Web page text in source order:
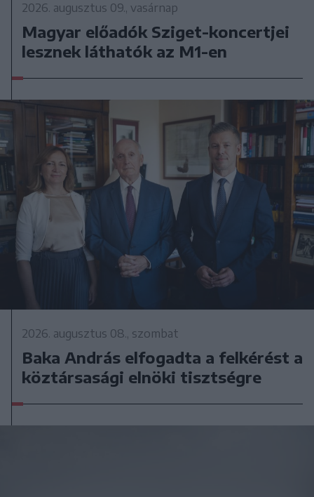
2026. augusztus 09., vasárnap
Magyar előadók Sziget-koncertjei
lesznek láthatók az M1-en
2026. augusztus 08., szombat
Baka András elfogadta a felkérést a
köztársasági elnöki tisztségre